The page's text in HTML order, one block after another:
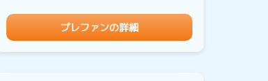
プレファンの詳細